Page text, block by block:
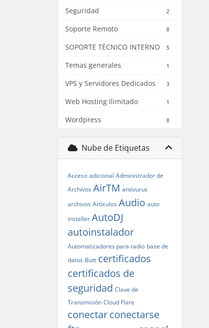
Seguridad 2
Soporte Remoto 8
SOPORTE TÈCNICO INTERNO 5
Temas generales 1
VPS y Servidores Dedicados 3
Web Hosting Ilimitado 1
Wordpress 8
Nube de Etiquetas
Acceso adicional Administrador de
Archivos AirTM antivurus
archivos Artículos Audio auto
installer AutoDJ
autoinstalador
Automatizadores para radio base de
datos Butt certificados
certificados de
seguridad Clave de
Transmisión Cloud Flare
conectarconectarse